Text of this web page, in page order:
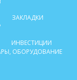
ЗАКЛАДКИ
ИНВЕСТИЦИИ
ОБОРУДОВАНИЕ